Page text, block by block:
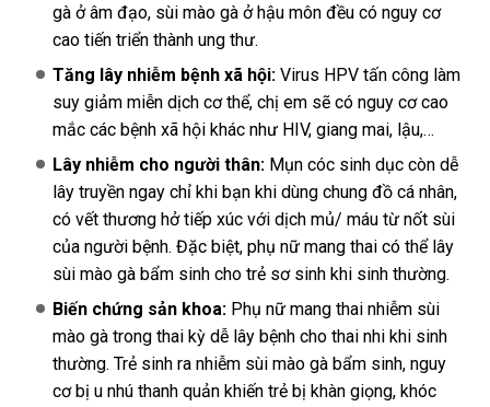
gà ở âm đạo, sùi mào gà ở hậu môn đều có nguy cơ
cao tiến triển thành ung thư.
Tăng lây nhiễm bệnh xã hội: Virus HPV tấn công làm
suy giảm miễn dịch cơ thể, chị em sẽ có nguy cơ cao
mắc các bệnh xã hội khác như HIV, giang mai, lậu,…
Lây nhiễm cho người thân: Mụn cóc sinh dục còn dễ
lây truyền ngay chỉ khi bạn khi dùng chung đồ cá nhân,
có vết thương hở tiếp xúc với dịch mủ/ máu từ nốt sùi
của người bệnh. Đặc biệt, phụ nữ mang thai có thể lây
sùi mào gà bẩm sinh cho trẻ sơ sinh khi sinh thường.
Biến chứng sản khoa: Phụ nữ mang thai nhiễm sùi
mào gà trong thai kỳ dễ lây bệnh cho thai nhi khi sinh
thường. Trẻ sinh ra nhiễm sùi mào gà bẩm sinh, nguy
cơ bị u nhú thanh quản khiến trẻ bị khàn giọng, khóc